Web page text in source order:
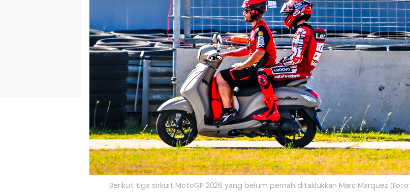
Berikut tiga sirkuit MotoGP 2026 yang belum pernah ditaklukkan Marc Marquez (Foto: